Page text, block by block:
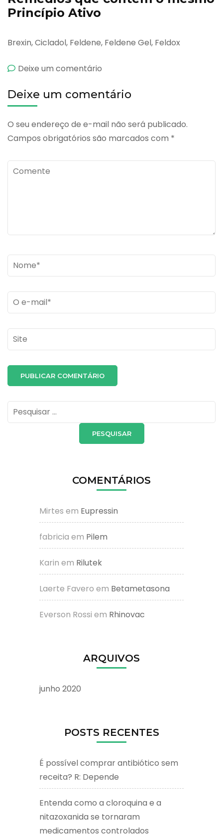
Princípio Ativo
Brexin, Cicladol, Feldene, Feldene Gel, Feldox
Deixe um comentário
Deixe um comentário
O seu endereço de e-mail não será publicado.
Campos obrigatórios são marcados com *
Comente
Name*
Email *
Site
Pesquisar
por:
COMENTÁRIOS
Mirtes em Eupressin
fabricia em Pilem
Karin em Rilutek
Laerte Favero em Betametasona
Everson Rossi em Rhinovac
ARQUIVOS
junho 2020
POSTS RECENTES
É possível comprar antibiótico sem
receita? R: Depende
Entenda como a cloroquina e a
nitazoxanida se tornaram
medicamentos controlados